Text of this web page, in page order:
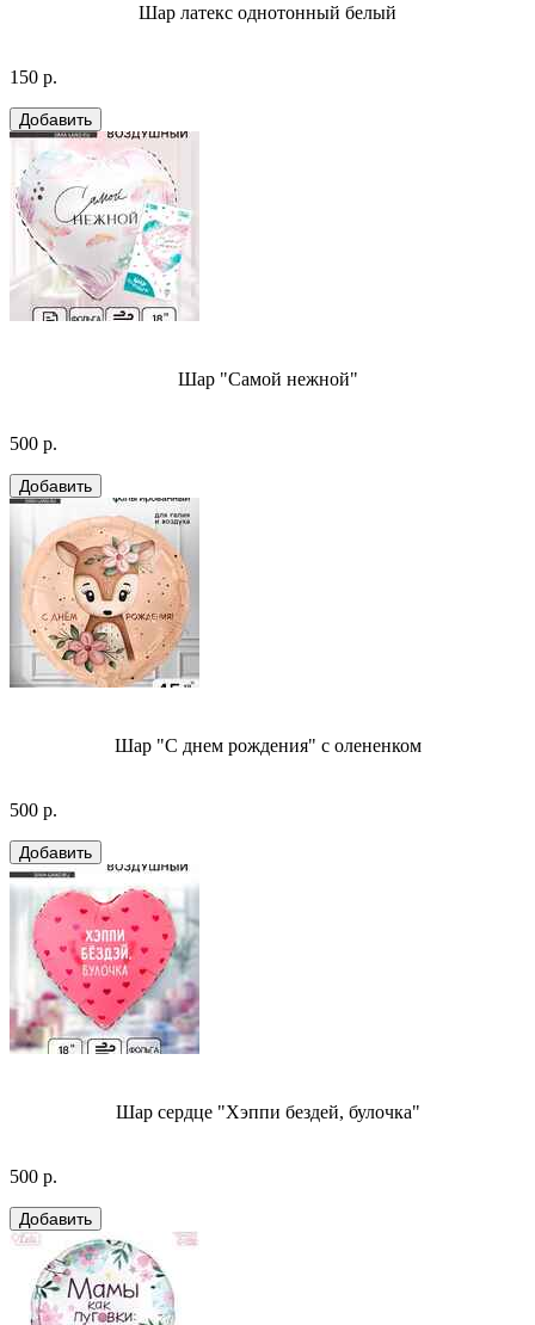
Шар латекс однотонный белый
150 р.
Шар "Самой нежной"
500 р.
Шар "С днем рождения" с олененком
500 р.
Шар сердце "Хэппи бездей, булочка"
500 р.